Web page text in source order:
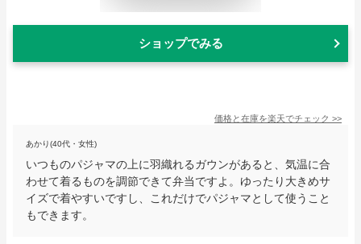
ショップでみる
価格と在庫を楽天でチェック >>
あかり(40代・女性)
いつものパジャマの上に羽織れるガウンがあると、気温に合
わせて着るものを調節できて弁当ですよ。ゆったり大きめサ
イズで着やすいですし、これだけでパジャマとして使うこと
もできます。